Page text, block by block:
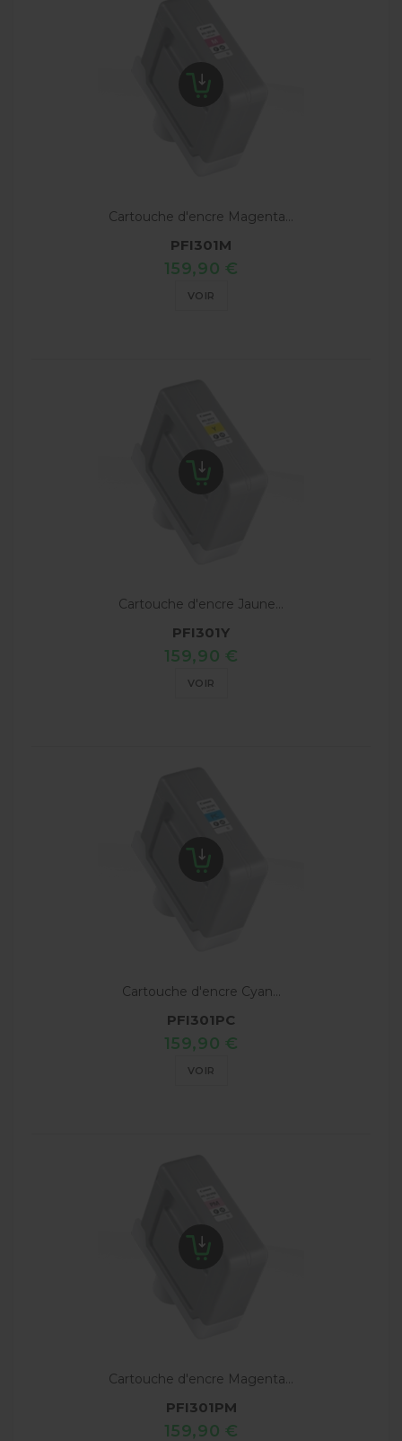
Cartouche d'encre Magenta...
PFI301M
159,90 €
VOIR
Cartouche d'encre Jaune...
PFI301Y
159,90 €
VOIR
Cartouche d'encre Cyan...
PFI301PC
159,90 €
VOIR
Cartouche d'encre Magenta...
PFI301PM
159,90 €